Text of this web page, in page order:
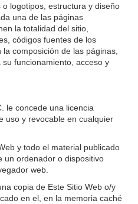
logotipos, estructura y diseño
una de las páginas
la totalidad del sitio,
códigos fuentes de los
composición de las páginas,
funcionamiento, acceso y
le concede una licencia
uso y revocable en cualquier
y todo el material publicado
un ordenador o dispositivo
web.
copia de Este Sitio Web o/y
en el, en la memoria caché